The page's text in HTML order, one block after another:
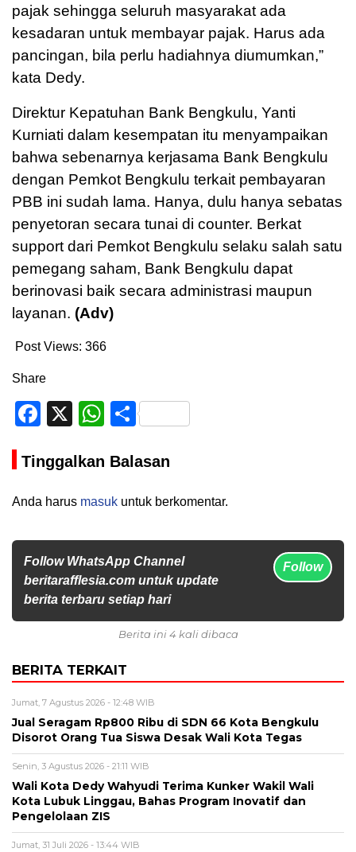
pajak sehingga seluruh masyarakat ada
kesadaran untuk membayar pajak. Harus ada
pancingan, bila perlu hadiahnya diumumkan,”
kata Dedy.
Direktur Kepatuhan Bank Bengkulu, Yanti
Kurniati dalam kesempatan itu menyampaikan
bahwa sebenarnya kerjasama Bank Bengkulu
dengan Pemkot Bengkulu terkait pembayaran
PBB ini sudah lama. Hanya, dulu hanya sebatas
penyetoran secara tunai di counter. Berkat
support dari Pemkot Bengkulu selaku salah satu
pemegang saham, Bank Bengkulu dapat
berinovasi baik secara administrasi maupun
layanan. (Adv)
Post Views: 366
Share
Facebook
X WhatsApp
Share
Tinggalkan Balasan
Anda harus masuk untuk berkomentar.
Follow WhatsApp Channel
beritarafflesia.com untuk update
berita terbaru setiap hari
Follow
Berita ini 4 kali dibaca
BERITA TERKAIT
Jumat, 7 Agustus 2026 - 12:48 WIB
Jual Seragam Rp800 Ribu di SDN 66 Kota Bengkulu
Disorot Orang Tua Siswa Desak Wali Kota Tegas
Senin, 3 Agustus 2026 - 21:11 WIB
Wali Kota Dedy Wahyudi Terima Kunker Wakil Wali
Kota Lubuk Linggau, Bahas Program Inovatif dan
Pengelolaan ZIS
Jumat, 31 Juli 2026 - 13:44 WIB